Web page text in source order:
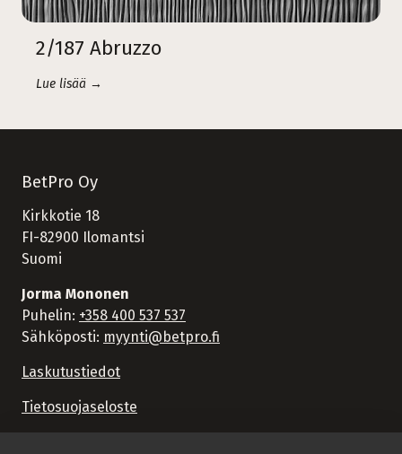
2/187 Abruzzo
Lue lisää →
BetPro Oy
Kirkkotie 18
FI-82900 Ilomantsi
Suomi
Jorma Mononen
Puhelin: +358 400 537 537
Sähköposti: myynti@betpro.fi
Laskutustiedot
Tietosuojaseloste